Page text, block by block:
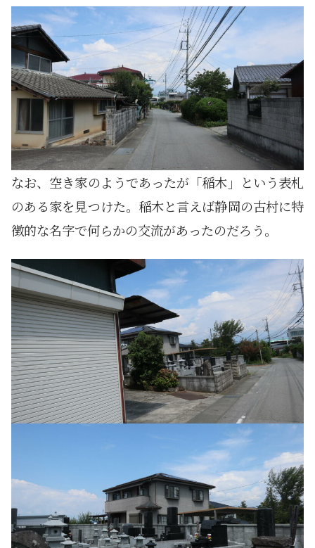
なお、空き家のようであったが「稲木」という表札
のある家を見つけた。稲木と言えば静岡の古村に特
徴的な名字で何らかの交流があったのだろう。